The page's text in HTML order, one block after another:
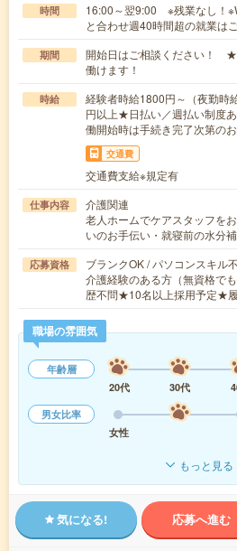
時間
16:00～翌9:00 ※残業なし！
と合わせ週40時間超の就業は
期間
開始日はご相談ください！ ★
働けます！
時給
経験者時給1800円～（夜勤
円以上★日払い／週払い制度
働開始時は手続き完了次第のお
交通費
交通費支給※規定有
仕事内容
介護関連
老人ホームでケアスタッフを
いのお手伝い・就寝前の水分
応募資格
ブランクOK / パソコンスキル
介護経験のある方（無資格で
歴不問★10名以上採用予定★
職場の雰囲気
年齢層
20代
30代
男女比率
女性
もっと見る
気になる! 応募へ進む